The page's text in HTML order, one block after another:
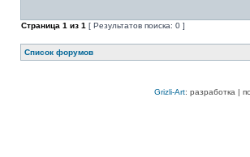
Страница 1 из 1 [ Результатов поиска: 0 ]
Список форумов
Grizli-Art: разработка |